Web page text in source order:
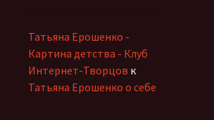
Татьяна Ерошенко -
Картина детства - Клуб
Интернет-Творцов к
Татьяна Ерошенко о себе